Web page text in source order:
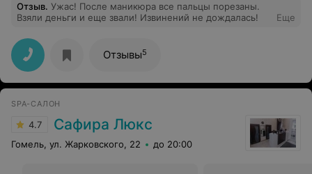
Отзыв. Ужас! После маникюра все пальцы порезаны.
Взяли деньги и еще звали! Извинений не дождалась!
Еще
Отзывы5
SPA-САЛОН
4.7 Сафира Люкс
Гомель, ул. Жарковского, 22 до 20:00